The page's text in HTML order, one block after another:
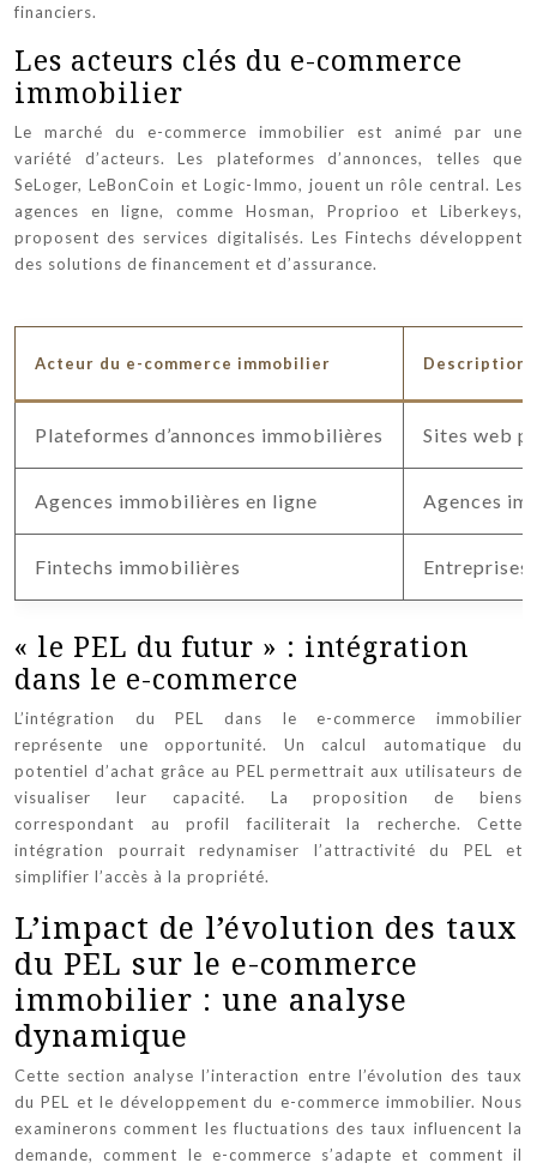
financiers.
Les acteurs clés du e-commerce
immobilier
Le marché du e-commerce immobilier est animé par une
variété d’acteurs. Les plateformes d’annonces, telles que
SeLoger, LeBonCoin et Logic-Immo, jouent un rôle central. Les
agences en ligne, comme Hosman, Proprioo et Liberkeys,
proposent des services digitalisés. Les Fintechs développent
des solutions de financement et d’assurance.
Acteur du e-commerce immobilier Description
Plateformes d’annonces immobilières Sites web
Agences immobilières en ligne Agences
Fintechs immobilières Entreprises
« le PEL du futur » : intégration
dans le e-commerce
L’intégration du PEL dans le e-commerce immobilier
représente une opportunité. Un calcul automatique du
potentiel d’achat grâce au PEL permettrait aux utilisateurs de
visualiser leur capacité. La proposition de biens
correspondant au profil faciliterait la recherche. Cette
intégration pourrait redynamiser l’attractivité du PEL et
simplifier l’accès à la propriété.
L’impact de l’évolution des taux
du PEL sur le e-commerce
immobilier : une analyse
dynamique
Cette section analyse l’interaction entre l’évolution des taux
du PEL et le développement du e-commerce immobilier. Nous
examinerons comment les fluctuations des taux influencent la
demande, comment le e-commerce s’adapte et comment il